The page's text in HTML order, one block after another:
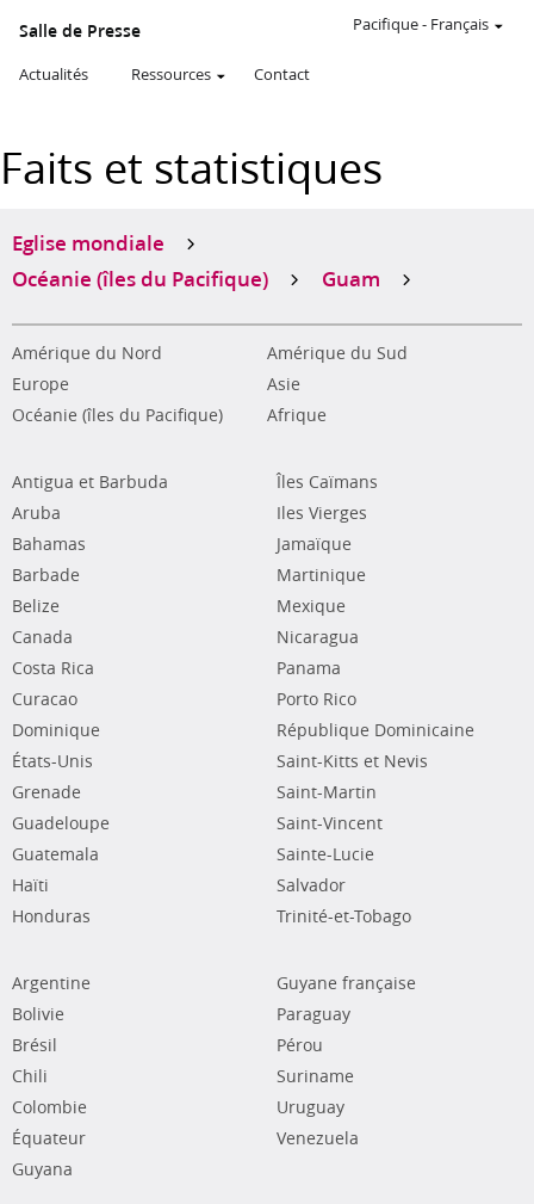
Salle de Presse
Actualités Ressources Contact
Pacifique- Français
Faits et statistiques
Eglise mondiale
Océanie (îles du Pacifique)
Guam
Amérique du Nord
Amérique du Sud
Europe
Asie
Océanie (îles du Pacifique)
Afrique
Antigua et Barbuda
Aruba
Bahamas
Barbade
Belize
Canada
Costa Rica
Curacao
Dominique
États-Unis
Grenade
Guadeloupe
Guatemala
Haïti
Honduras
Îles Caïmans
Iles Vierges
Jamaïque
Martinique
Mexique
Nicaragua
Panama
Porto Rico
République Dominicaine
Saint-Kitts et Nevis
Saint-Martin
Saint-Vincent
Sainte-Lucie
Salvador
Trinité-et-Tobago
Argentine
Bolivie
Brésil
Chili
Colombie
Équateur
Guyana
Guyane française
Paraguay
Pérou
Suriname
Uruguay
Venezuela